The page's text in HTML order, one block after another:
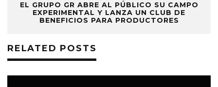
EL GRUPO GR ABRE AL PÚBLICO SU CAMPO
EXPERIMENTAL Y LANZA UN CLUB DE
BENEFICIOS PARA PRODUCTORES
RELATED POSTS